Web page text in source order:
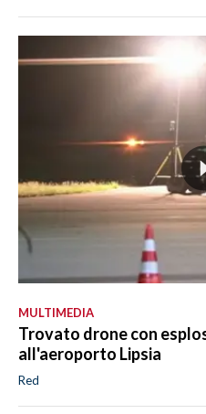
MULTIMEDIA
Trovato drone con
all'aeroporto Lipsia
Red